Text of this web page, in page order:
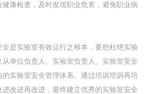
康检查，及时发现职业危害，避免职业病
是实验室有效运行之根本，要想杜绝实验
单位负责人、实验室负责人、实验室安全
的实验室安全管理体系。通过培训培训再培
改进再改进，最终建立优秀的实验室安全